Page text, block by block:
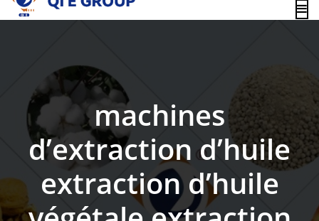
content
machines
d’extraction d’huile
extraction d’huile